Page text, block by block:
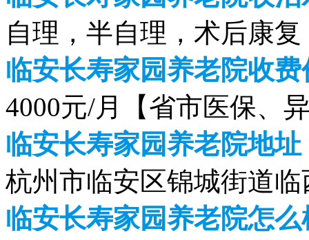
自理，半自理，术后康复
临安长寿家园养老院收
4000元/月【省市医保、
临安长寿家园养老院地址
杭州市临安区锦城街道临
临安长寿家园养老院怎么